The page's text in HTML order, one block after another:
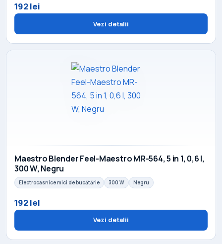
192 lei
Vezi detalii
Maestro Blender Feel-Maestro MR-564, 5 in 1, 0,6 l,
300 W, Negru
Electrocasnice mici de bucătărie 300 W Negru
192 lei
Vezi detalii